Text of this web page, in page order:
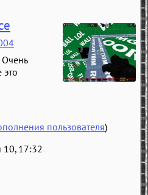
Очень
пользователя)
17:32